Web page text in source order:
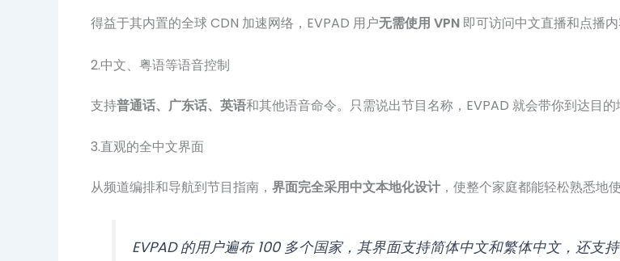
得益于其内置的全球 CDN 加速网络，EVPAD 用户无需使用 VPN 即可访问中文直播和点播
2.中文、粤语等语音控制
支持普通话、广东话、英语和其他语音命令。只需说出节目名称，EVPAD 就会带你到达目
3.直观的全中文界面
从频道编排和导航到节目指南， 界面完全采用中文本地化设计 ，使整个家庭都能轻松熟悉地使
EVPAD 的用户遍布 100 多个国家，其界面支持简体中文和繁体中文，还支